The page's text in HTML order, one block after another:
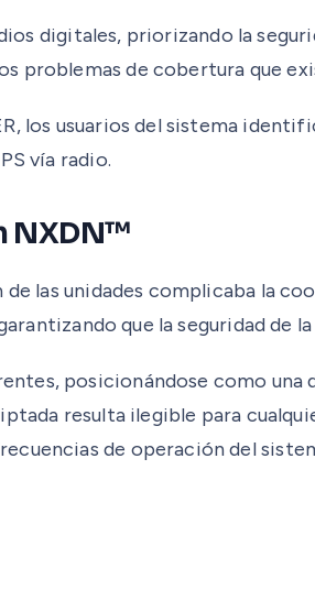
digitales, priorizando la
problemas de cobertura que
los usuarios del sistema
vía radio.
NXDN™
las unidades complicaba la
que la seguridad de
posicionándose como una
resulta ilegible para
de operación del